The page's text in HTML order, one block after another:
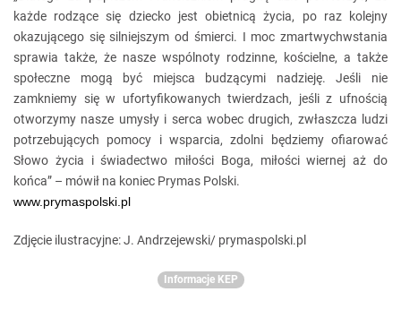
każde rodzące się dziecko jest obietnicą życia, po raz kolejny
okazującego się silniejszym od śmierci. I moc zmartwychwstania
sprawia także, że nasze wspólnoty rodzinne, kościelne, a także
społeczne mogą być miejsca budzącymi nadzieję. Jeśli nie
zamkniemy się w ufortyfikowanych twierdzach, jeśli z ufnością
otworzymy nasze umysły i serca wobec drugich, zwłaszcza ludzi
potrzebujących pomocy i wsparcia, zdolni będziemy ofiarować
Słowo życia i świadectwo miłości Boga, miłości wiernej aż do
końca” – mówił na koniec Prymas Polski.
www.prymaspolski.pl
Zdjęcie ilustracyjne: J. Andrzejewski/ prymaspolski.pl
Informacje KEP